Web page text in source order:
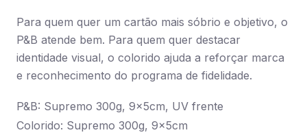
Para quem quer um cartão mais sóbrio e objetivo, o
P&B atende bem. Para quem quer destacar
identidade visual, o colorido ajuda a reforçar marca
e reconhecimento do programa de fidelidade.
P&B: Supremo 300g, 9x5cm, UV frente
Colorido: Supremo 300g, 9x5cm